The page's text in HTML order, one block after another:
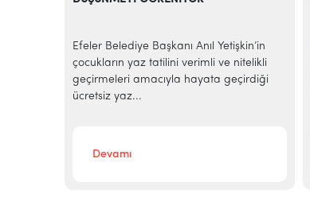
Efeler Belediye Başkanı Anıl Yetişkin’in
çocukların yaz tatilini verimli ve nitelikli
geçirmeleri amacıyla hayata geçirdiği
ücretsiz yaz...
Devamı